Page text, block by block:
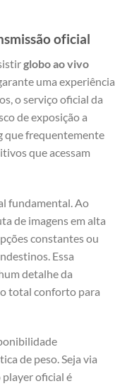
oficial
globo ao vivo
uma experiência
o serviço oficial da
de exposição a
que frequentemente
que acessam
fundamental. Ao
de imagens em alta
constantes ou
Essa
detalhe da
total conforto para
de peso. Seja via
oficial é